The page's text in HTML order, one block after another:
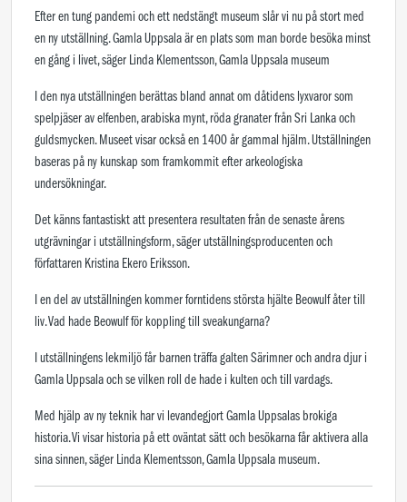
Efter en tung pandemi och ett nedstängt museum slår vi nu på stort med
en ny utställning. Gamla Uppsala är en plats som man borde besöka minst
en gång i livet, säger Linda Klementsson, Gamla Uppsala museum
I den nya utställningen berättas bland annat om dåtidens lyxvaror som
spelpjäser av elfenben, arabiska mynt, röda granater från Sri Lanka och
guldsmycken. Museet visar också en 1400 år gammal hjälm. Utställningen
baseras på ny kunskap som framkommit efter arkeologiska
undersökningar.
Det känns fantastiskt att presentera resultaten från de senaste årens
utgrävningar i utställningsform, säger utställningsproducenten och
författaren Kristina Ekero Eriksson.
I en del av utställningen kommer forntidens största hjälte Beowulf åter till
liv. Vad hade Beowulf för koppling till sveakungarna?
I utställningens lekmiljö får barnen träffa galten Särimner och andra djur i
Gamla Uppsala och se vilken roll de hade i kulten och till vardags.
Med hjälp av ny teknik har vi levandegjort Gamla Uppsalas brokiga
historia. Vi visar historia på ett oväntat sätt och besökarna får aktivera alla
sina sinnen, säger Linda Klementsson, Gamla Uppsala museum.